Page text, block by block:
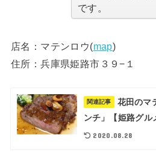
です。
店名：マテンロウ(map)
住所：兵庫県姫路市３９−１
関連記事
花田のマ
ンチ」【姫路グル
2020.08.28